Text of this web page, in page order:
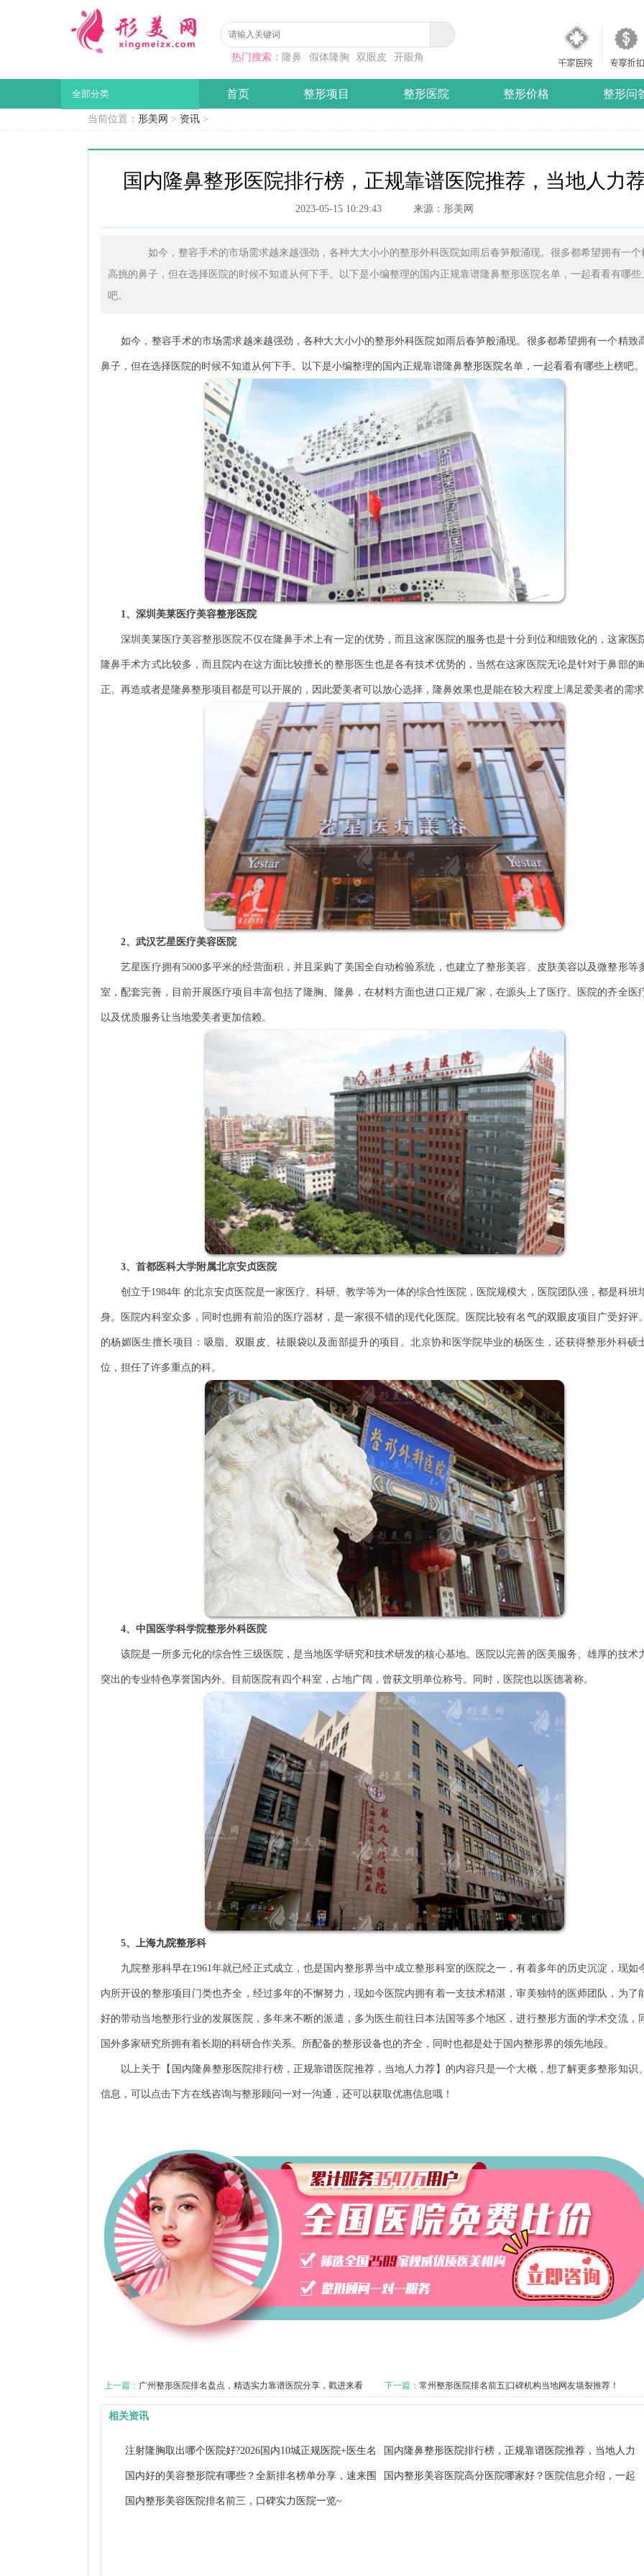
热门搜索： 隆鼻 假体隆胸 双眼皮 开眼角
首页 整形项目 整形医院 整形价格 整形问
全部分类
当前位置： 形美网 > 资讯 >
国内隆鼻整形医院排行榜，正规靠谱医院推荐，当地人力
2023-05-15 10:29:43 来源：形美网
如今，整容手术的市场需求越来越强劲，各种大大小小的整形外科医院如雨后春笋般涌现。很多都希望拥有一个
高挑的鼻子，但在选择医院的时候不知道从何下手。以下是小编整理的国内正规靠谱隆鼻整形医院名单，一起看看有哪些
吧。
如今，整容手术的市场需求越来越强劲，各种大大小小的整形外科医院如雨后春笋般涌现。很多都希望拥有一个精致
鼻子，但在选择医院的时候不知道从何下手。以下是小编整理的国内正规靠谱隆鼻整形医院名单，一起看看有哪些上榜吧。
1、深圳美莱医疗美容整形医院
深圳美莱医疗美容整形医院不仅在隆鼻手术上有一定的优势，而且这家医院的服务也是十分到位和细致化的，这家医
隆鼻手术方式比较多，而且院内在这方面比较擅长的整形医生也是各有技术优势的，当然在这家医院无论是针对于鼻部的
正、再造或者是隆鼻整形项目都是可以开展的，因此爱美者可以放心选择，隆鼻效果也是能在较大程度上满足爱美者的需
2、武汉艺星医疗美容医院
艺星医疗拥有5000多平米的经营面积，并且采购了美国全自动检验系统，也建立了整形美容、皮肤美容以及微整形等
室，配套完善，目前开展医疗项目丰富包括了隆胸、隆鼻，在材料方面也进口正规厂家，在源头上了医疗。医院的齐全医
以及优质服务让当地爱美者更加信赖。
3、首都医科大学附属北京安贞医院
创立于1984年 的北京安贞医院是一家医疗、科研、教学等为一体的综合性医院，医院规模大，医院团队强，都是科班
身。医院内科室众多，同时也拥有前沿的医疗器材，是一家很不错的现代化医院。医院比较有名气的双眼皮项目广受好评
的杨媚医生擅长项目：吸脂、 双眼皮、祛眼袋以及面部提升的项目。北京协和医学院毕业的杨医生，还获得整形外科硕
位，担任了许多重点的科。
4、中国医学科学院整形外科医院
该院是一所多元化的综合性三级医院，是当地医学研究和技术研发的核心基地。医院以完善的医美服务、雄厚的技术
突出的专业特色享誉国内外。目前医院有四个科室，占地广阔，曾获文明单位称号。同时，医院也以医德著称。
5、 上海九院整形科
九院整形科早在1961年就已经正式成立，也是国内整形界当中成立整形科室的医院之一，有着多年的历史沉淀，现如
内所开设的整形项目门类也齐全，经过多年的不懈努力，现如今医院内拥有着一支技术精湛，审美独特的医师团队，为了
好的带动当地整形行业的发展医院，多年来不断的派遣，多为医生前往日本法国等多个地区，进行整形方面的学术交流，
国外多家研究所拥有着长期的科研合作关系。所配备的整形设备也的齐全，同时也都是处于国内整形界的领先地段。
以上关于【国内隆鼻整形医院排行榜，正规靠谱医院推荐，当地人力荐】的内容只是一个大概，想了解更多整形知识
信息，可以点击下方在线咨询与整形顾问一对一沟通，还可以获取优惠信息哦！
上一篇： 广州整形医院排名盘点，精选实力靠谱医院分享，戳进来看 下一篇： 常州整形医院排名前五|口碑机构当地网友墙裂推荐！
相关资讯
注射隆胸取出哪个医院好?2026国内10城正规医院+医生名
单
国内隆鼻整形医院排行榜，正规靠谱医院推荐，当地人力
荐
国内好的美容整形院有哪些？全新排名榜单分享，速来围
观
国内整形美容医院高分医院哪家好？医院信息介绍，一起
国内整形美容医院排名前三，口碑实力医院一览~